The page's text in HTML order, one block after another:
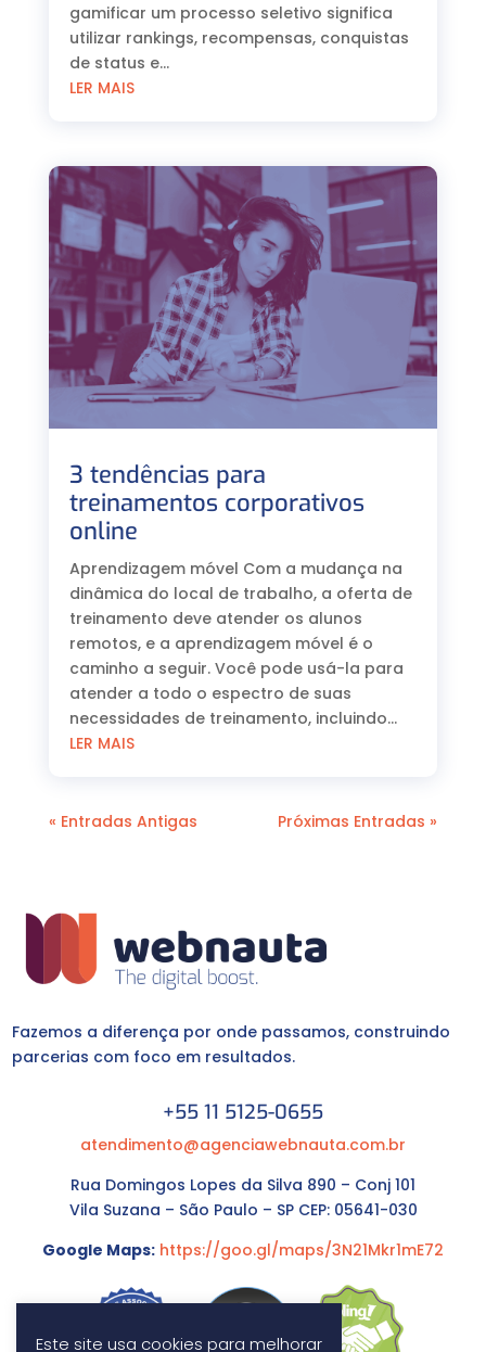
gamificar um processo seletivo significa
utilizar rankings, recompensas, conquistas
de status e...
LER MAIS
3 tendências para
treinamentos corporativos
online
Aprendizagem móvel Com a mudança na
dinâmica do local de trabalho, a oferta de
treinamento deve atender os alunos
remotos, e a aprendizagem móvel é o
caminho a seguir. Você pode usá-la para
atender a todo o espectro de suas
necessidades de treinamento, incluindo...
LER MAIS
« Entradas Antigas Próximas Entradas »
Fazemos a diferença por onde passamos, construindo
parcerias com foco em resultados.
+55 11 5125-0655
atendimento@agenciawebnauta.com.br
Rua Domingos Lopes da Silva 890 – Conj 101
Vila Suzana – São Paulo – SP CEP: 05641-030
Google Maps: https://goo.gl/maps/3N21Mkr1mE72
Este site usa cookies para melhorar